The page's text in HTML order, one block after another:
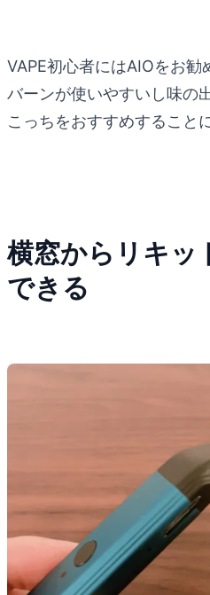
VAPE初心者にはAIOをお勧
バーンが使いやすいし味の
こっちをおすすめすること
横窓からリキッ
できる